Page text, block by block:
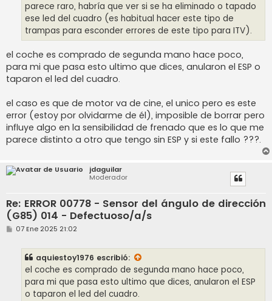
parece raro, habría que ver si se ha eliminado o tapado
ese led del cuadro (es habitual hacer este tipo de
trampas para esconder errores de este tipo para ITV).
el coche es comprado de segunda mano hace poco,
para mi que pasa esto ultimo que dices, anularon el ESP o
taparon el led del cuadro.
el caso es que de motor va de cine, el unico pero es este
error (estoy por olvidarme de él), imposible de borrar pero
influye algo en la sensibilidad de frenado que es lo que me
parece distinto a otro que tengo sin ESP y si este fallo ???.
jdaguilar
Moderador
Re: ERROR 00778 - Sensor del ángulo de dirección
(G85) 014 - Defectuoso/a/s
M
07 Ene 2025 21:02
aquiestoy1976 escribió:
el coche es comprado de segunda mano hace poco,
para mi que pasa esto ultimo que dices, anularon el ESP
o taparon el led del cuadro.